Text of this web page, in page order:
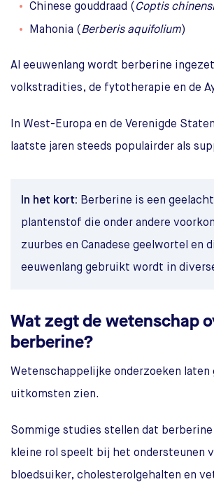
Chinese gouddraad ( Coptis
Mahonia (Berberis aquifolium)
Al eeuwenlang wordt berberine
volkstradities, de fytotherapie en de
In West-Europa en de Verenigde
laatste jaren steeds populairder als
In het kort: Berberine is een
plantenstof die onder andere
zuurbes en Canadese geelwortel en
eeuwenlang gebruikt wordt in
Wat zegt de wetenschap
berberine?
Wetenschappelijke onderzoeken laten
uitkomsten zien.
Sommige studies stellen dat
kleine rol speelt bij het ondersteunen
bloedsuiker, cholesterolgehalten en